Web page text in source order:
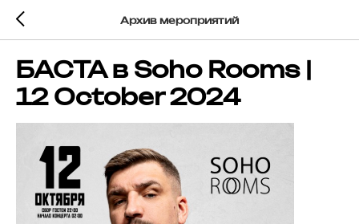
Архив мероприятий
БАСТА в Soho Rooms |
12 October 2024